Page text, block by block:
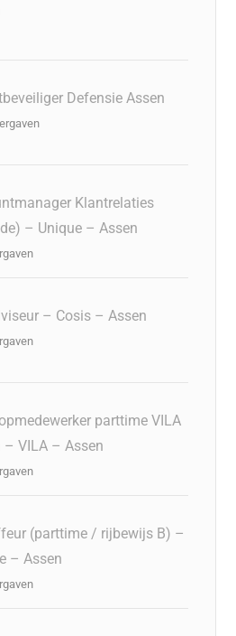
Defensie Assen
Klantrelaties
– Unique – Assen
– Cosis – Assen
parttime VILA
– VILA – Assen
(parttime / rijbewijs B) –
– Assen